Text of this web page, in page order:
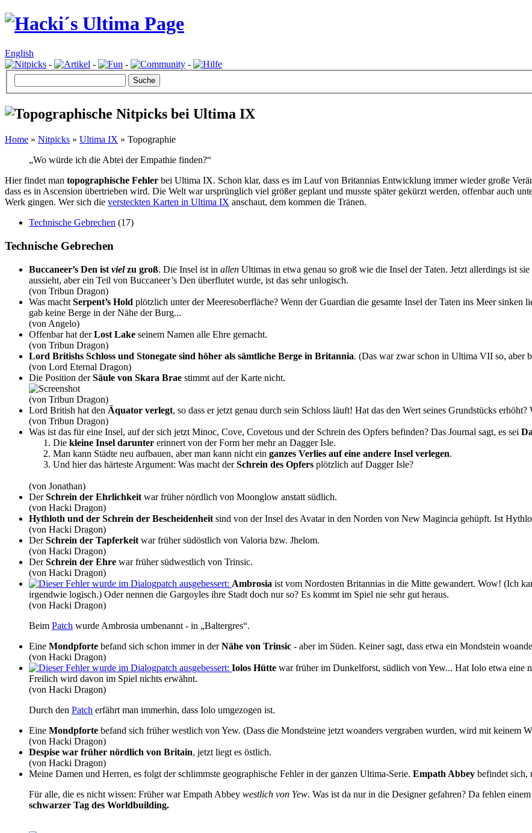
English
-
- - -
Home » Nitpicks » Ultima IX » Topographie
„Wo würde ich die Abtei der Empathie finden?“
Hier findet man topographische Fehler bei Ultima IX. Schon klar, dass es im Lauf von Britannias Entwicklung immer wieder große
dass es in Ascension übertrieben wird. Die Welt war ursprünglich viel größer geplant und musste später gekürzt werden, offenbar auch
Werk gingen. Wer sich die versteckten Karten in Ultima IX anschaut, dem kommen die Tränen.
Technische Gebrechen (17)
Technische Gebrechen
Buccaneer’s Den ist vielzu groß. Die Insel ist in allen Ultimas in etwa genau so groß wie die Insel der Taten. Jetzt allerdings ist
aussieht, aber ein Teil von Buccaneer’s Den überflutet wurde, ist das sehr unlogisch.
(von Tribun Dragon)
Was macht Serpent’s Hold plötzlich unter der Meeresoberfläche? Wenn der Guardian die gesamte Insel der Taten ins Meer
gab keine Berge in der Nähe der Burg...
(von Angelo)
Offenbar hat derLost Lake seinem Namen alle Ehre gemacht.
(von Tribun Dragon)
Lord Britishs Schloss und Stonegate sind höher als sämtliche Berge in Britannia. (Das war zwar schon in Ultima VII so, aber
(von Lord Eternal Dragon)
Die Position derSäule von Skara Brae stimmt auf der Karte nicht.
(von Tribun Dragon)
Lord British hat den Äquator verlegt, so dass er jetzt genau durch sein Schloss läuft! Hat das den Wert seines Grundstücks
(von Tribun Dragon)
Was ist das für eine Insel, auf der sich jetzt Minoc, Cove, Covetous und der Schrein des Opfers befinden? Das Journal sagt, es sei
Die kleine Insel darunter erinnert von der Form her mehr an Dagger Isle.
Man kann Städte neu aufbauen, aber man kann nicht ein ganzes Verlies auf eine andere Insel verlegen.
Und hier das härteste Argument: Was macht derSchrein des Opfers plötzlich auf Dagger Isle?
(von Jonathan)
DerSchrein der Ehrlichkeit war früher nördlich von Moonglow anstatt südlich.
(von Hacki Dragon)
Hythloth und der Schrein der Bescheidenheit sind von der Insel des Avatar in den Norden von New Magincia gehüpft. Ist
(von Hacki Dragon)
DerSchrein der Tapferkeit war früher südöstlich von Valoria bzw. Jhelom.
(von Hacki Dragon)
DerSchrein der Ehre war früher südwestlich von Trinsic.
(von Hacki Dragon)
Ambrosia ist vom Nordosten Britannias in die Mitte gewandert. Wow! (Ich
irgendwie logisch.) Oder nennen die Gargoyles ihre Stadt doch nur so? Es kommt im Spiel nie sehr gut heraus.
(von Hacki Dragon)
Beim Patch wurde Ambrosia umbenannt - in „Baltergres“.
Eine Mondpforte befand sich schon immer in derNähe von Trinsic - aber im Süden. Keiner sagt, dass etwa ein Mondstein
(von Hacki Dragon)
Iolos Hütte war früher im Dunkelforst, südlich von Yew... Hat Iolo etwa eine
Freilich wird davon im Spiel nichts erwähnt.
(von Hacki Dragon)
Durch den Patch erfährt man immerhin, dass Iolo umgezogen ist.
Eine Mondpforte befand sich früher westlich von Yew. (Dass die Mondsteine jetzt woanders vergraben wurden, wird mit keinem
(von Hacki Dragon)
Despise war früher nördlich von Britain, jetzt liegt es östlich.
(von Hacki Dragon)
Meine Damen und Herren, es folgt der schlimmste geographische Fehler in der ganzen Ultima-Serie. Empath Abbey befindet sich,
Für alle, die es nicht wissen: Früher war Empath Abbey westlich von Yew. Was ist da nur in die Designer gefahren? Da fehlen
schwarzer Tag des Worldbuilding.